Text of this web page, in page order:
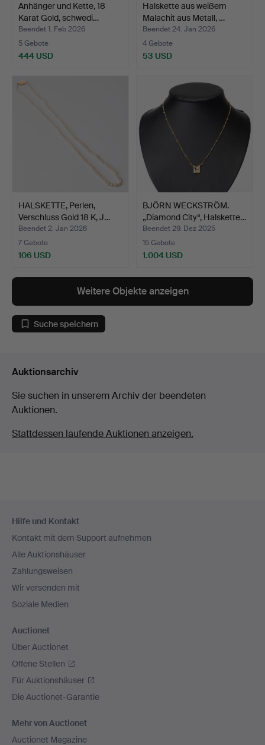
Anhänger und Kette, 18
Karat Gold, schwedi…
Beendet 1. Feb 2026
5 Gebote
444 USD
Halskette aus weißem
Malachit aus Metall, …
Beendet 24. Jan 2026
4 Gebote
53 USD
HALSKETTE, Perlen,
Verschluss Gold 18 K, J…
Beendet 2. Jan 2026
7 Gebote
106 USD
BJÖRN WECKSTRÖM.
„Diamond City“, Halskette…
Beendet 29. Dez 2025
15 Gebote
1.004 USD
Weitere Objekte anzeigen
Suche speichern
Auktionsarchiv
Sie suchen in unserem Archiv der beendeten
Auktionen.
Stattdessen laufende Auktionen anzeigen.
Navigation
Hilfe und Kontakt
Kontakt mit dem Support aufnehmen
Alle Auktionshäuser
Zahlungsweisen
Wir versenden mit
Soziale Medien
Auctionet
Über Auctionet
Offene Stellen
Für Auktionshäuser
Die Auctionet-Garantie
Mehr von Auctionet
Auctionet Magazine